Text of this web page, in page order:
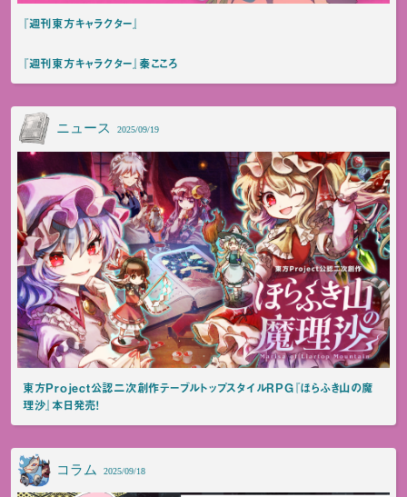
『週刊東方キャラクター』
『週刊東方キャラクター』秦こころ
ニュース 2025/09/19
東方Project公認二次創作テーブルトップスタイルRPG『ほらふき山の魔
理沙』本日発売！
コラム 2025/09/18